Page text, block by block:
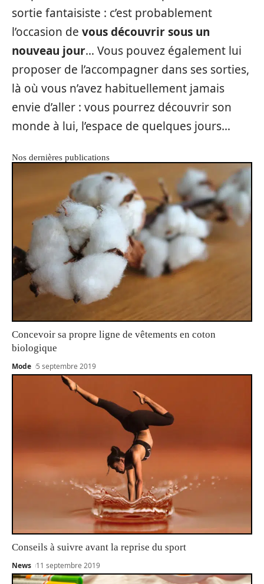
sortie fantaisiste : c’est probablement
l’occasion de vous découvrir sous un
nouveau jour… Vous pouvez également lui
proposer de l’accompagner dans ses sorties,
là où vous n’avez habituellement jamais
envie d’aller : vous pourrez découvrir son
monde à lui, l’espace de quelques jours…
Nos dernières publications
Concevoir sa propre ligne de vêtements en coton
biologique
Mode 5 septembre 2019
Conseils à suivre avant la reprise du sport
News 11 septembre 2019